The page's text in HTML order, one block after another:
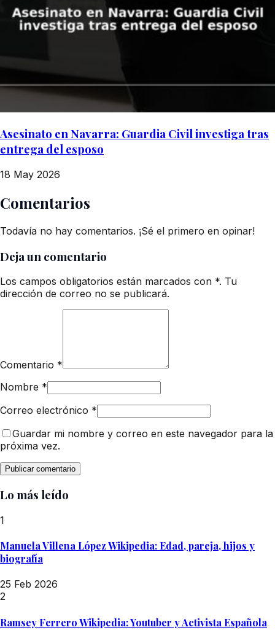
Asesinato en Navarra: Guardia Civil investiga tras
entrega del esposo
18 May 2026
Comentarios
Todavía no hay comentarios. ¡Sé el primero en opinar!
Deja un comentario
Los campos obligatorios están marcados con *. Tu
dirección de correo no se publicará.
Comentario *
Nombre *
Correo electrónico *
Guardar mi nombre y correo en este navegador para la
próxima vez.
Lo más leído
1
Manuela Villena López Wikipedia: Edad, pareja, hijos y
biografía
25 Feb 2026
2
Ramsey Ferrero Wikipedia: Youtuber y Activista Española